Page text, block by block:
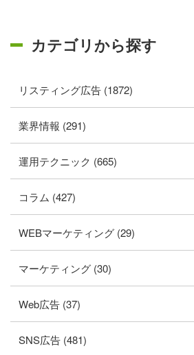
カテゴリから探す
リスティング広告 (1872)
業界情報 (291)
運用テクニック (665)
コラム (427)
WEBマーケティング (29)
マーケティング (30)
Web広告 (37)
SNS広告 (481)